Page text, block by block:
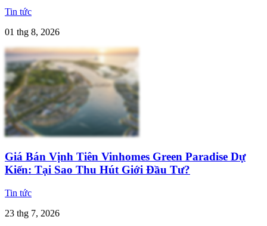
Tin tức
01 thg 8, 2026
Giá Bán Vịnh Tiên Vinhomes Green Paradise Dự
Kiến: Tại Sao Thu Hút Giới Đầu Tư?
Tin tức
23 thg 7, 2026